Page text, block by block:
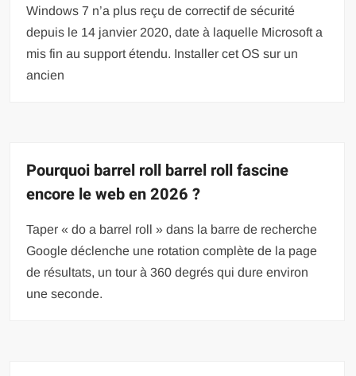
Windows 7 n’a plus reçu de correctif de sécurité
depuis le 14 janvier 2020, date à laquelle Microsoft a
mis fin au support étendu. Installer cet OS sur un
ancien
Pourquoi barrel roll barrel roll fascine
encore le web en 2026 ?
Taper « do a barrel roll » dans la barre de recherche
Google déclenche une rotation complète de la page
de résultats, un tour à 360 degrés qui dure environ
une seconde.